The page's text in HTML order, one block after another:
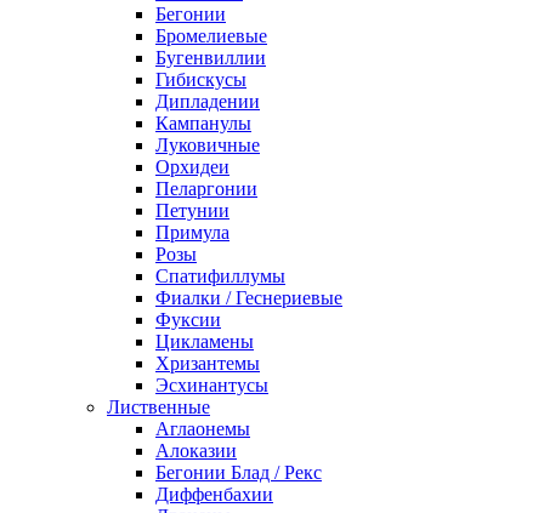
Бегонии
Бромелиевые
Бугенвиллии
Гибискусы
Дипладении
Кампанулы
Луковичные
Орхидеи
Пеларгонии
Петунии
Примула
Розы
Спатифиллумы
Фиалки / Геснериевые
Фуксии
Цикламены
Хризантемы
Эсхинантусы
Лиственные
Аглаонемы
Алоказии
Бегонии Блад / Рекс
Диффенбахии